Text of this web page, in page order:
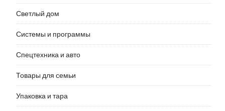
Светлый дом
Системы и программы
Спецтехника и авто
Товары для семьи
Упаковка и тара